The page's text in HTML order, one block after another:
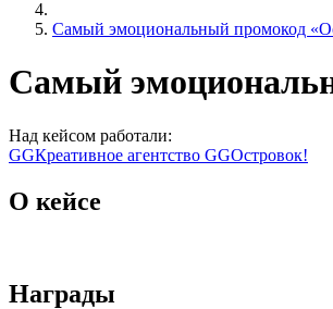
Самый эмоциональный промокод
Самый
Над кейсом работали:
GGКреативное агентство GGОстровок!
О кейсе
Награды